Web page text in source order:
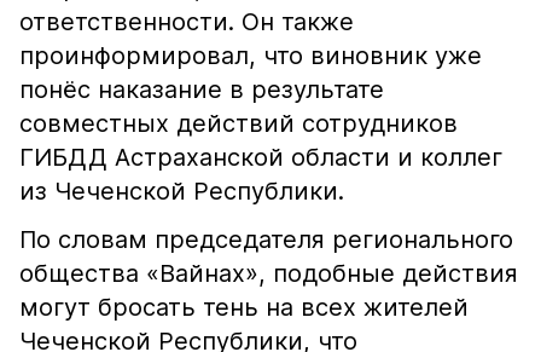
ответственности. Он также
проинформировал, что виновник уже
понёс наказание в результате
совместных действий сотрудников
ГИБДД Астраханской области и коллег
из Чеченской Республики.
По словам председателя регионального
общества «Вайнах», подобные действия
могут бросать тень на всех жителей
Чеченской Республики, что